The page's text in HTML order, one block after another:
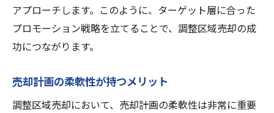
アプローチします。このように、ターゲット層に合った
プロモーション戦略を立てることで、調整区域売却の成
功につながります。
売却計画の柔軟性が持つメリット
調整区域売却において、売却計画の柔軟性は非常に重要